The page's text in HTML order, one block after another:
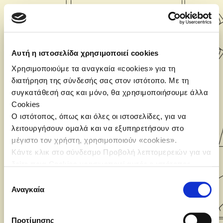
Αυτή η ιστοσελίδα χρησιμοποιεί cookies
Χρησιμοποιούμε τα αναγκαία «cookies» για τη
διατήρηση της σύνδεσής σας στον ιστότοπο. Με τη
συγκατάθεσή σας και μόνο, θα χρησιμοποιήσουμε άλλα
Cookies
Ο ιστότοπος, όπως και όλες οι ιστοσελίδες, για να
λειτουργήσουν ομαλά και να εξυπηρετήσουν στο
μέγιστο τον χρήστη, χρησιμοποιούν «cookies».
Κάντε κλικ στο σύνδεσμο Προβολή λεπτομερειών για να
συγκατάθεσης
Αναγκαία
Προτίμησης
Μετάβαση στο κεντρικό περιεχόμενο
Ελληνικά
SNFCC
Μετάβαση για να δημιουργήσετε νέο λογαριασμό
Όνομα χρήστη
Κωδικός πρόσβασης